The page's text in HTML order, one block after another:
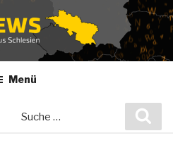
Menü